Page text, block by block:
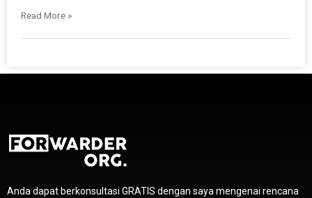
Read More »
Anda dapat berkonsultasi GRATIS dengan saya mengenai rencana